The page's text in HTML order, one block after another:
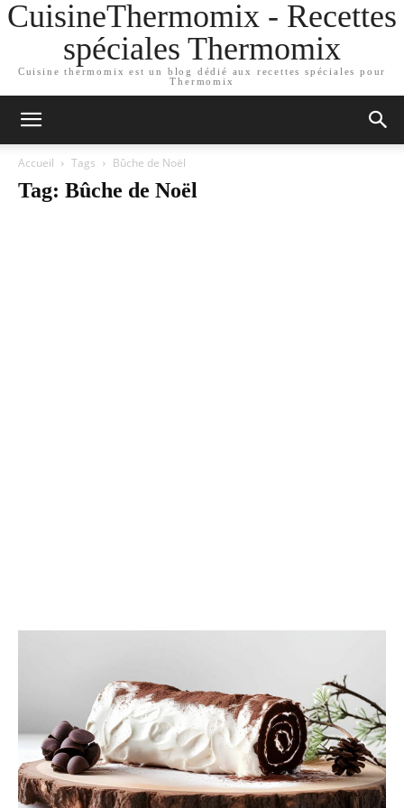
CuisineThermomix - Recettes
spéciales Thermomix
Cuisine thermomix est un blog dédié aux recettes spéciales pour
Thermomix
Accueil Tags Bûche de Noël
Tag: Bûche de Noël